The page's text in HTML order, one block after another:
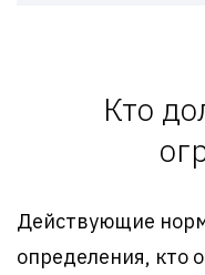
Кто
Действующие
определения, кто